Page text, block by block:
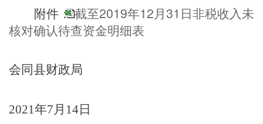
附件： 截至2019年12月31日非税收入未
核对确认待查资金明细表
会同县财政局
2021年7月14日